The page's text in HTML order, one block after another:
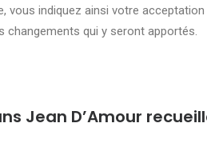
vous indiquez ainsi votre
changements qui y seront apportés.
Jean D’Amour